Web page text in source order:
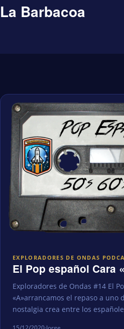
La Barbacoa
EXPLORADORES DE ONDAS
El Pop español Cara
Exploradores de Ondas #14 El
«A»arrancamos el repaso a uno
nostalgia crea entre los